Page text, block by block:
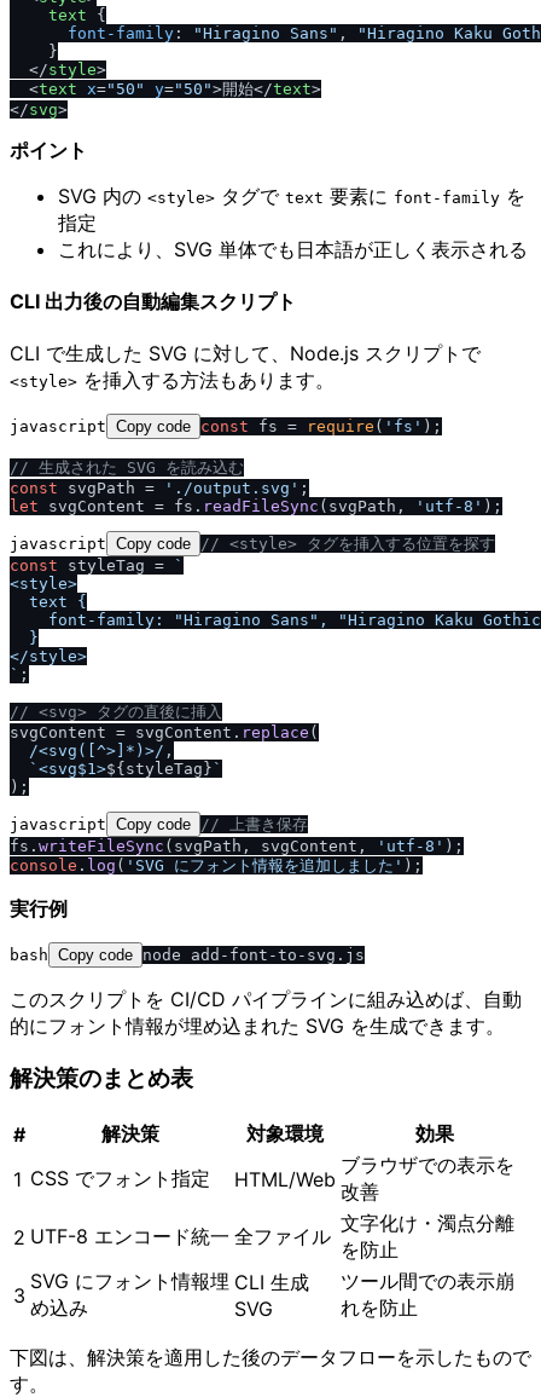
text {
font-family : "Hiragino Sans" ,
"Hiragino Kaku
    }
</style>
<text x="50" y="50">開始</text>
</svg>
ポイント
SVG 内の <style> タグで text 要素に font-family を
指定
これにより、SVG 単体でも日本語が正しく表示される
CLI 出力後の自動編集スクリプト
CLI で生成した SVG に対して、Node.js スクリプトで
<style> を挿入する方法もあります。
javascript Copy code const fs = require ( 'fs' );
// 生成された SVG を読み込む
const svgPath = '. /output.svg'
let svgContent = fs. readFileSync (svgPath, 'utf-8'
javascript Copy code // <style> タグを挿入する位置を探す
const styleTag =
`
<style>
  text {
font-family: "Hiragino Sans", "Hiragino Kaku
  }
</style>
` ;
// <svg> タグの直後に挿入
svgContent = svgContent. replace (
/<svg([^>]*)>/ ,
`<svg$1>${styleTag} `
javascript Copy code // 上書き保存
fs. writeFileSync (svgPath, svgContent, 'utf-8'
console . log ( 'SVG にフォント情報を追加しました'
実行例
bash Copy code
このスクリプトを CI/CD パイプラインに組み込めば、自動
的にフォント情報が埋め込まれた SVG を生成できます。
解決策のまとめ表
# 解決策 対象環境
効果
1 CSS でフォント指定 HTML/Web
ブラウザでの表示を
改善
2 UTF-8 エンコード統一 全ファイル
文字化け・濁点分離
を防止
3
SVG にフォント情報埋
め込み
CLI 生成
SVG
ツール間での表示崩
れを防止
下図は、解決策を適用した後のデータフローを示したもので
す。